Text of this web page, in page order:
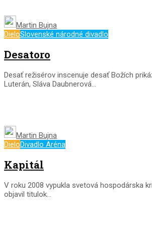
Martin Bujna
DieloSlovenské národné divadlo
Desatoro
Desať režisérov inscenuje desať Božích
Luterán, Sláva Daubnerová...
Martin Bujna
DieloDivadlo Aréna
Kapitál
V roku 2008 vypukla svetová hospodárska
objavil titulok...